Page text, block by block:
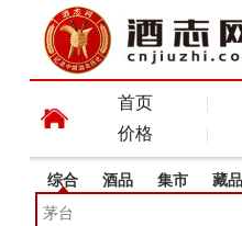
首页
价格
综合 酒品 集市 藏品